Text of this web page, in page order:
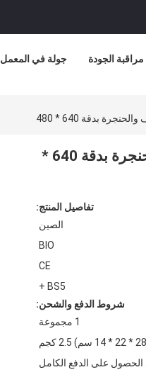
جولة في المعمل مراقبة الجودة
3 بوصة شاشة كاميرا الأنف والحنجرة المحمولة لفحص تجويف الأنف والحنجرة بدقة 640 *
تفاصيل المنتج:
الصين
BIO
CE
BS5 +
شروط الدفع والشحن:
1 مجموعة